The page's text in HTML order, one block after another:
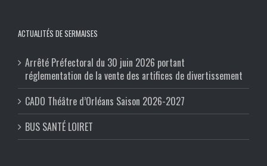
ACTUALITÉS DE SERMAISES
Arrêté Préfectoral du 30 juin 2026 portant
réglementation de la vente des artifices de divertissement
CADO Théâtre d’Orléans Saison 2026-2027
BUS SANTÉ LOIRET